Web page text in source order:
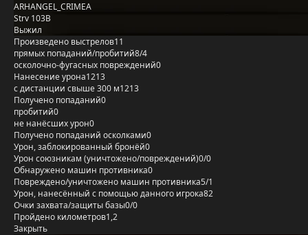
ARHANGEL_CRIMEA
Strv 103B
Выжил
Произведено выстрелов11
прямых попаданий/пробитий8/4
осколочно-фугасных повреждений0
Нанесение урона1213
с дистанции свыше 300 м1213
Получено попаданий0
пробитий0
не нанёсших урон0
Получено попаданий осколками0
Урон, заблокированный бронёй0
Урон союзникам (уничтожено/повреждений)0/0
Обнаружено машин противника0
Повреждено/уничтожено машин противника5/1
Урон, нанесённый с помощью данного игрока82
Очки захвата/защиты базы0/0
Пройдено километров1,2
Закрыть